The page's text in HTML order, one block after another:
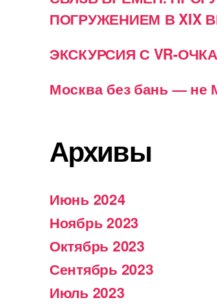
ПОГРУЖЕНИЕМ В XIX
ЭКСКУРСИЯ С VR-
Москва без бань — не
Архивы
Июнь 2024
Ноябрь 2023
Октябрь 2023
Сентябрь 2023
Июль 2023